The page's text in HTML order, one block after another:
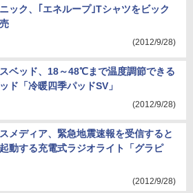
ック、｢エネループ｣Tシャツをビック
(2012/9/28)
ベッド、18～48℃まで温度調節できる
ド「冷暖四季パッドSV」
(2012/9/28)
メディア、緊急地震速報を受信すると
動する充電式ラジオライト「グラピ
(2012/9/28)